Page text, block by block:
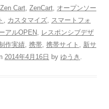
Zen Cart ZenCart オープンソー
カスタマイズ
スマートフォ
アルOPEN
レスポンシブデザ
作実績 携帯 携帯サイト
新サ
2014年4月16日 by ゆうき